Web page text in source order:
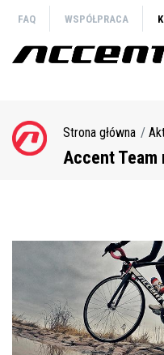
treści
FAQ WSPÓŁPRACA
Ścieżka
nawigacyjna
Strona główna
Accent Team